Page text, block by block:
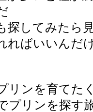
探してみたら
ればいいんだ
リンを育てた
プリンを探す